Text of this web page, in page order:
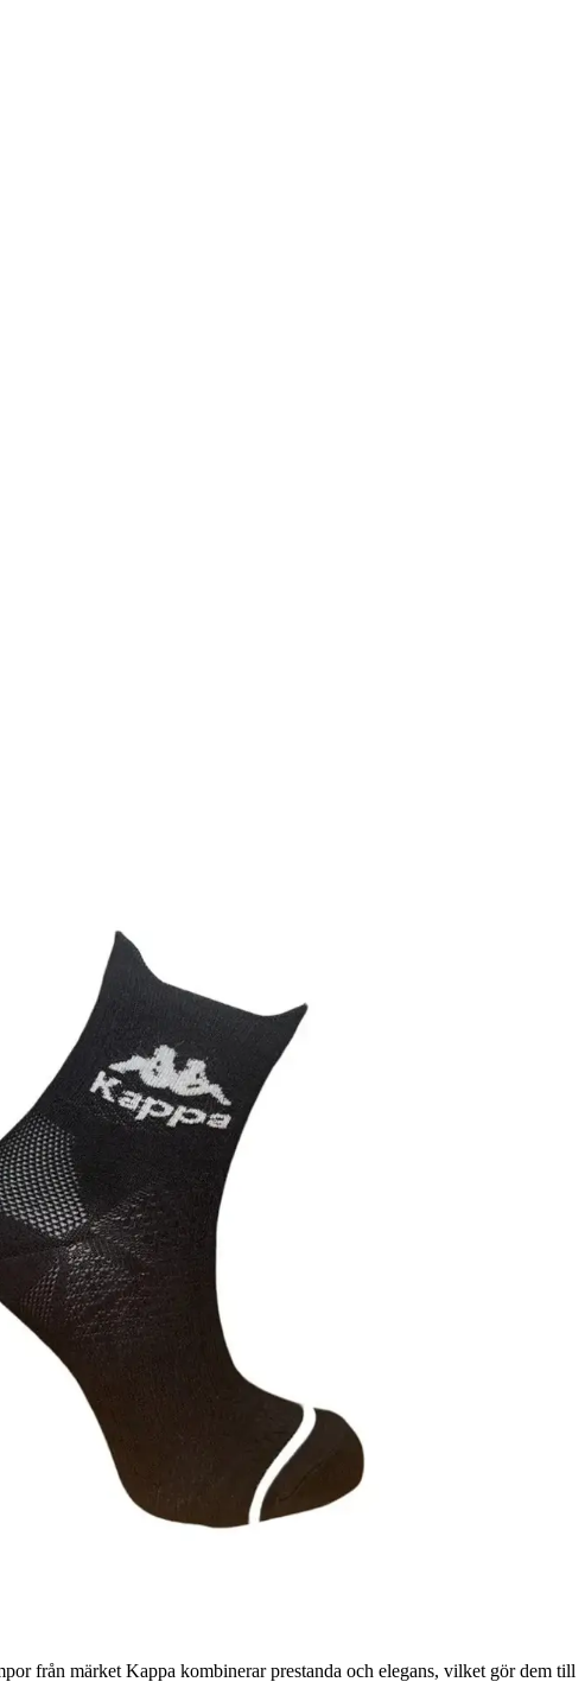
från märket Kappa kombinerar prestanda och elegans, vilket gör dem till